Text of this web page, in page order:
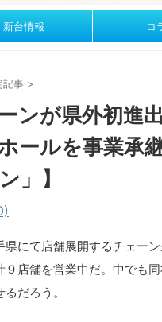
新台情報 コ
記事 >
ンが県外初進
ールを事業承
」】
県にて店舗展開するチェー
店舗を営業中だ。中でも
だろう。